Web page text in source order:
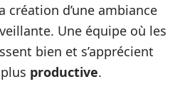
création d’une ambiance
Une équipe où les
bien et s’apprécient
productive.